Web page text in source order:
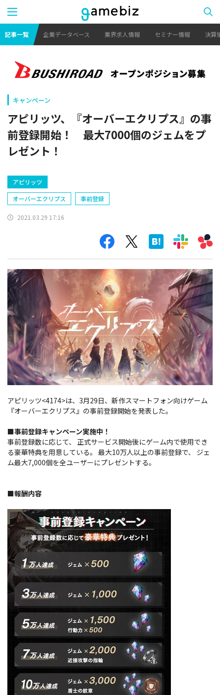
記事一覧 企業データベース 業界求人情報 セミナー情報 決算
キャンペーン
アピリッツ、『オーバーエクリプス』の事
前登録開始！ 最大7000個のジェムをプ
レゼント！
アピリッツ
オーバーエクリプス
事前登録
2021.03.29 17:16
アピリッツ<4174>は、3月29日、新作スマートフォン向けゲーム
『オーバーエクリプス』の事前登録開始を発表した。
■事前登録キャンペーン実施中！
事前登録数に応じて、 正式サービス開始後にゲーム内で使用でき
る豪華特典を用意している。 最大10万人以上の事前登録で、 ジェ
ム最大7,000個を全ユーザーにプレゼントする。
■報酬内容